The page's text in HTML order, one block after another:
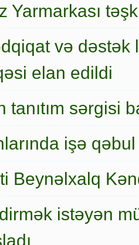
Yarmarkası
və dəstək
elan edildi
tanıtım sərgisi
işə
Beynəlxalq
istəyən